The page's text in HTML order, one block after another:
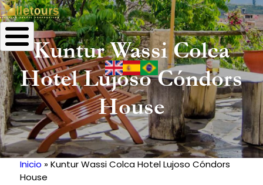
Kuntur Wassi Colca
Hotel Lujoso Cóndors
House
Ruta
Inicio Kuntur Wassi Colca Hotel Lujoso Cóndors
House